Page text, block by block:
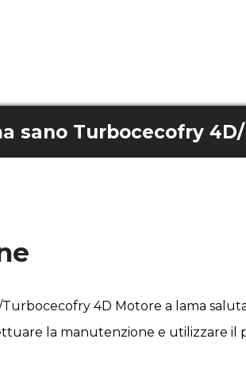
4D Motore a lama
la manutenzione e utilizzare